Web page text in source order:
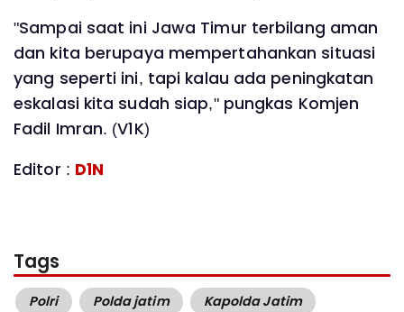
"Sampai saat ini Jawa Timur terbilang aman
dan kita berupaya mempertahankan situasi
yang seperti ini, tapi kalau ada peningkatan
eskalasi kita sudah siap," pungkas Komjen
Fadil Imran. (V1K)
Editor : D1N
Tags
Polri Polda jatim
Kapolda Jatim